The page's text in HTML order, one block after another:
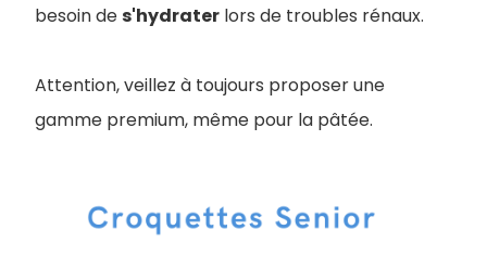
besoin des'hydrater lors de troubles rénaux.
Attention, veillez à toujours proposer une
gamme premium, même pour la pâtée.